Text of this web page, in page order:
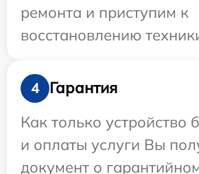
ремонта и приступим к
восстановлению
4
Гарантия
Как только устройство
и оплаты услуги Вы
документ о